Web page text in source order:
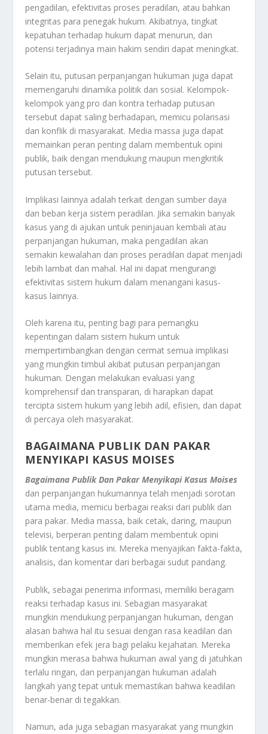
pengadilan, efektivitas proses peradilan, atau bahkan
integritas para penegak hukum. Akibatnya, tingkat
kepatuhan terhadap hukum dapat menurun, dan
potensi terjadinya main hakim sendiri dapat meningkat.
Selain itu, putusan perpanjangan hukuman juga dapat
memengaruhi dinamika politik dan sosial. Kelompok-
kelompok yang pro dan kontra terhadap putusan
tersebut dapat saling berhadapan, memicu polarisasi
dan konflik di masyarakat. Media massa juga dapat
memainkan peran penting dalam membentuk opini
publik, baik dengan mendukung maupun mengkritik
putusan tersebut.
Implikasi lainnya adalah terkait dengan sumber daya
dan beban kerja sistem peradilan. Jika semakin banyak
kasus yang di ajukan untuk peninjauan kembali atau
perpanjangan hukuman, maka pengadilan akan
semakin kewalahan dan proses peradilan dapat menjadi
lebih lambat dan mahal. Hal ini dapat mengurangi
efektivitas sistem hukum dalam menangani kasus-
kasus lainnya.
Oleh karena itu, penting bagi para pemangku
kepentingan dalam sistem hukum untuk
mempertimbangkan dengan cermat semua implikasi
yang mungkin timbul akibat putusan perpanjangan
hukuman. Dengan melakukan evaluasi yang
komprehensif dan transparan, di harapkan dapat
tercipta sistem hukum yang lebih adil, efisien, dan dapat
di percaya oleh masyarakat.
BAGAIMANA PUBLIK DAN PAKAR
MENYIKAPI KASUS MOISES
Bagaimana Publik Dan Pakar Menyikapi Kasus Moises
dan perpanjangan hukumannya telah menjadi sorotan
utama media, memicu berbagai reaksi dari publik dan
para pakar. Media massa, baik cetak, daring, maupun
televisi, berperan penting dalam membentuk opini
publik tentang kasus ini. Mereka menyajikan fakta-fakta,
analisis, dan komentar dari berbagai sudut pandang.
Publik, sebagai penerima informasi, memiliki beragam
reaksi terhadap kasus ini. Sebagian masyarakat
mungkin mendukung perpanjangan hukuman, dengan
alasan bahwa hal itu sesuai dengan rasa keadilan dan
memberikan efek jera bagi pelaku kejahatan. Mereka
mungkin merasa bahwa hukuman awal yang di jatuhkan
terlalu ringan, dan perpanjangan hukuman adalah
langkah yang tepat untuk memastikan bahwa keadilan
benar-benar di tegakkan.
Namun, ada juga sebagian masyarakat yang mungkin